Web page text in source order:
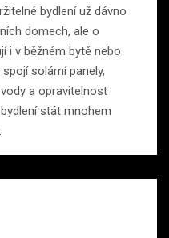
bydlení už dávno
domech, ale o
i v běžném bytě nebo
solární panely,
a opravitelnost
stát mnohem